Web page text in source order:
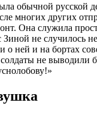
обычной русской
многих других
Она служила
не случилось
о ней и на бортах
не выводили